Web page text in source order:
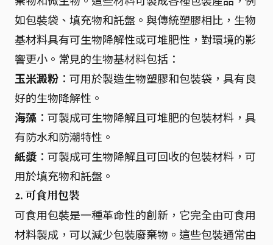
如包裝袋、填充物和託盤。與傳統塑膠相比，生物
基材料具有可生物降解性或可堆肥性，對環境的影
響更小。常見的生物基材料包括：
玉米澱粉 ：可用於製造生物塑膠和包裝袋，具有良
好的生物降解性。
海藻 ：可製成可生物降解且可堆肥的包裝材料，具
有防水和防潮特性。
紙漿 ：可製成可生物降解且可回收的包裝材料，可
用於填充物和託盤。
2. 可食用包裝
可食用包裝是一種革命性的創新，它完全由可食用
材料製成，可以減少包裝廢棄物。這些包裝通常由